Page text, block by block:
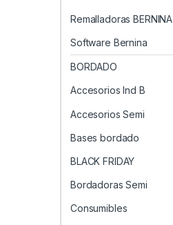
Remalladoras BERNINA
Software Bernina
BORDADO
Accesorios Ind B
Accesorios Semi
Bases bordado
BLACK FRIDAY
Bordadoras Semi
Consumibles